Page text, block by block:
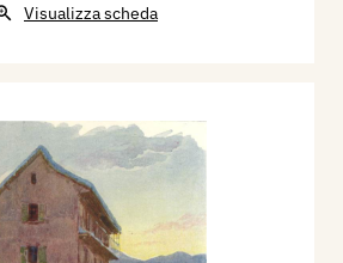
Visualizza scheda